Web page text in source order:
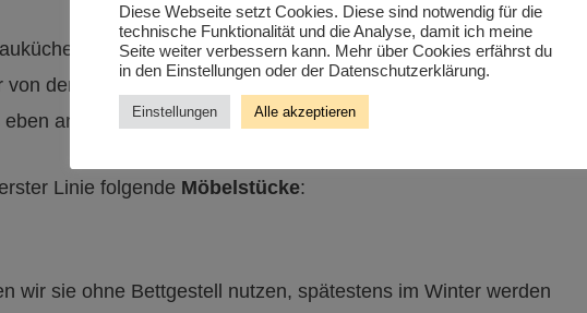
Herd und Spülmaschine, Waschmaschine, Lampen
der Vormieterin übernehmen. Die sind nicht ganz unser
an die Spielregeln des Wohnungsmarkts halten.
Linie folgende Möbelstücke:
wir sie ohne Bettgestell nutzen, spätestens im Winter werden
Diese Webseite setzt Cookies. Diese sind notwendig für die
technische Funktionalität und die Analyse, damit ich meine
Seite weiter verbessern kann. Mehr über Cookies erfährst du
in den Einstellungen oder der Datenschutzerklärung.
Einstellungen Alle akzeptieren